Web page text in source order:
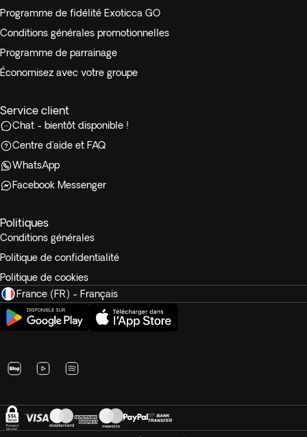
Programme de fidélité Exoticca GO
Conditions générales promotionnelles
Programme de parrainage
Économisez avec votre groupe
Service client
Chat - bientôt disponible !
Centre d'aide et FAQ
WhatsApp
Facebook Messenger
Politiques
Conditions générales
Politique de confidentialité
Politique de cookies
France (FR) - Français